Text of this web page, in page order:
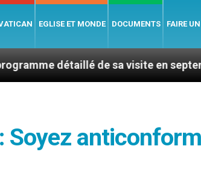
EGLISE ET MONDE DOCUMENTS FAIRE
de sa visite en septembre – 7
: Soyez